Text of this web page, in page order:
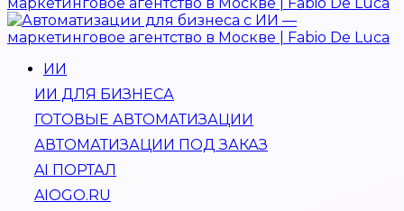
ИИ
ИИ ДЛЯ БИЗНЕСА
ГОТОВЫЕ АВТОМАТИЗАЦИИ
АВТОМАТИЗАЦИИ ПОД ЗАКАЗ
AI ПОРТАЛ
AIOGO.RU